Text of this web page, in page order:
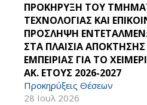
ΠΡΟΚΗΡΥΞΗ ΤΟΥ
ΤΕΧΝΟΛΟΓΙΑΣ ΚΑΙ
ΠΡΟΣΛΗΨΗ
ΣΤΑ ΠΛΑΙΣΙΑ
ΕΜΠΕΙΡΙΑΣ ΓΙΑ ΤΟ
ΑΚ. ΕΤΟΥΣ 2026-2027
Προκηρύξεις Θέσεων
28 Ιουλ 2026